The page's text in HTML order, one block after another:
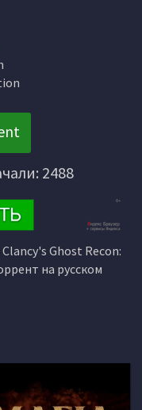
2488
Ghost Recon:
на русском